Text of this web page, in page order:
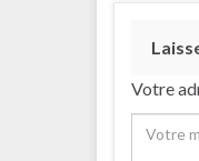
Votre